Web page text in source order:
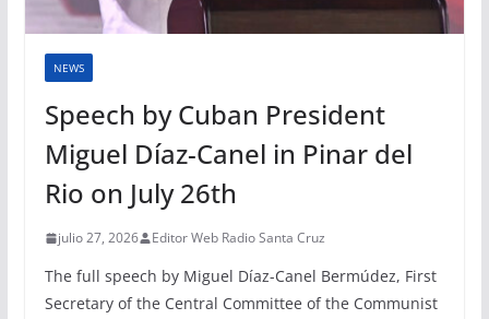
NEWS
Speech by Cuban President
Miguel Díaz-Canel in Pinar del
Rio on July 26th
julio 27, 2026 Editor Web Radio Santa Cruz
The full speech by Miguel Díaz-Canel Bermúdez, First
Secretary of the Central Committee of the Communist